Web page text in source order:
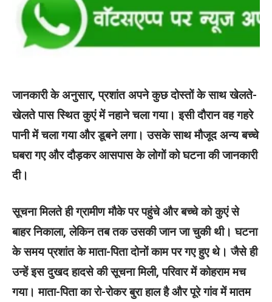
जानकारी के अनुसार, प्रशांत अपने कुछ दोस्तों के साथ खेलते-
खेलते पास स्थित कुएं में नहाने चला गया। इसी दौरान वह गहरे
पानी में चला गया और डूबने लगा। उसके साथ मौजूद अन्य बच्चे
घबरा गए और दौड़कर आसपास के लोगों को घटना की जानकारी
दी।
सूचना मिलते ही ग्रामीण मौके पर पहुंचे और बच्चे को कुएं से
बाहर निकाला, लेकिन तब तक उसकी जान जा चुकी थी। घटना
के समय प्रशांत के माता-पिता दोनों काम पर गए हुए थे। जैसे ही
उन्हें इस दुखद हादसे की सूचना मिली, परिवार में कोहराम मच
गया। माता-पिता का रो-रोकर बुरा हाल है और पूरे गांव में मातम